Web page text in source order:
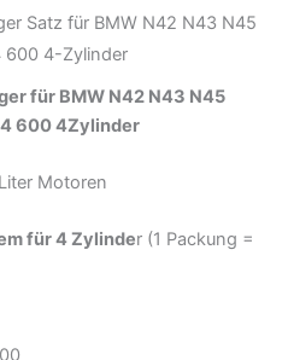
Satz für BMW N42 N43 N45
600 4-Zylinder
für BMW N42 N43 N45
6004Zylinder
Motoren
für 4 Zylinder (1 Packung =